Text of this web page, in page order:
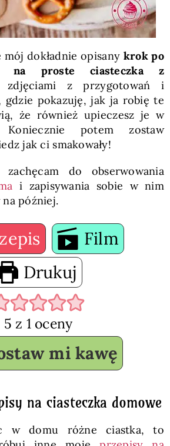
mój dokładnie opisany krok po
na proste ciasteczka z
z przygotowań i
gdzie pokazuję, jak ja robię te
że również upieczesz je w
potem zostaw
jak ci smakowały!
do obserwowania
i zapisywania sobie w nim
później.
Film
Drukuj
5 z 1 oceny
mi kawę
na ciasteczka domowe
w domu różne ciastka, to